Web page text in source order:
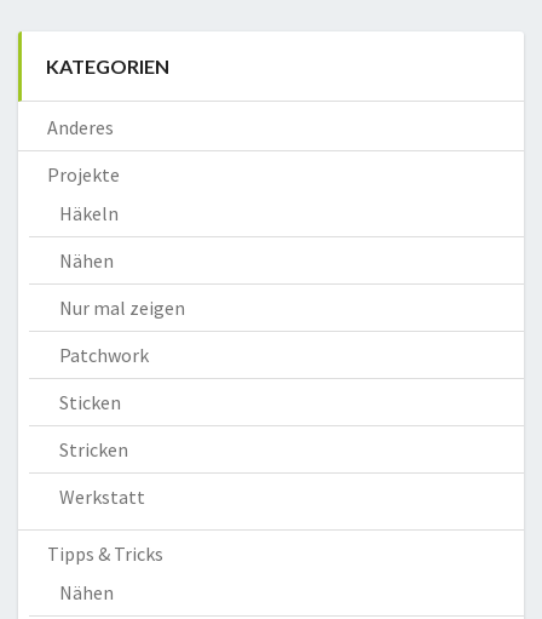
KATEGORIEN
Anderes
Projekte
Häkeln
Nähen
Nur mal zeigen
Patchwork
Sticken
Stricken
Werkstatt
Tipps & Tricks
Nähen